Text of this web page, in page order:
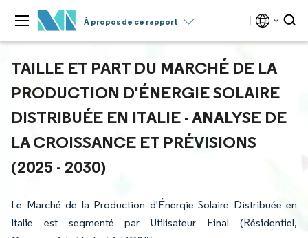
À propos de ce rapport
TAILLE ET PART DU MARCHÉ DE LA
PRODUCTION D'ÉNERGIE SOLAIRE
DISTRIBUÉE EN ITALIE - ANALYSE DE
LA CROISSANCE ET PRÉVISIONS
(2025 - 2030)
Le Marché de la Production d'Énergie Solaire Distribuée en
Italie est segmenté par Utilisateur Final (Résidentiel,